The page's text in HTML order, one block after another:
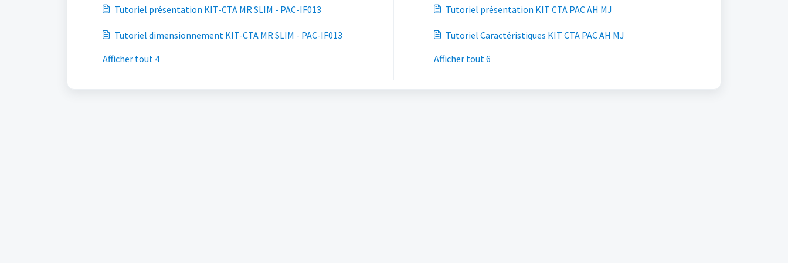
Tutoriel présentation KIT-CTA MR SLIM - PAC-IF013
Tutoriel dimensionnement KIT-CTA MR SLIM - PAC-IF013
Afficher tout 4
Tutoriel présentation KIT CTA PAC AH MJ
Tutoriel Caractéristiques KIT CTA PAC AH MJ
Afficher tout 6